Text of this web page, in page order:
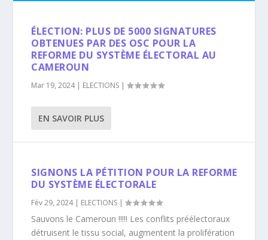
ÉLECTION: PLUS DE 5000 SIGNATURES
OBTENUES PAR DES OSC POUR LA
REFORME DU SYSTÈME ÉLECTORAL AU
CAMEROUN
Mar 19, 2024| ELECTIONS |
EN SAVOIR PLUS
SIGNONS LA PÉTITION POUR LA REFORME
DU SYSTÈME ÉLECTORALE
Fév 29, 2024| ELECTIONS |
Sauvons le Cameroun !!!!! Les conflits préélectoraux
détruisent le tissu social, augmentent la prolifération